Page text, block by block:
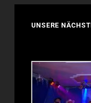
UNSERE